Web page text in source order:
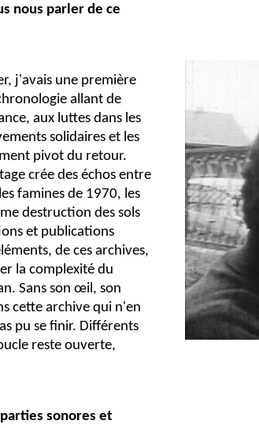
nous parler de ce
j'avais une première
allant de
aux luttes dans les
solidaires et les
pivot du retour.
crée des échos entre
famines de 1970, les
destruction des sols
et publications
de ces archives,
la complexité du
Sans son œil, son
cette archive qui n'en
pu se finir. Différents
reste ouverte,
sonores et